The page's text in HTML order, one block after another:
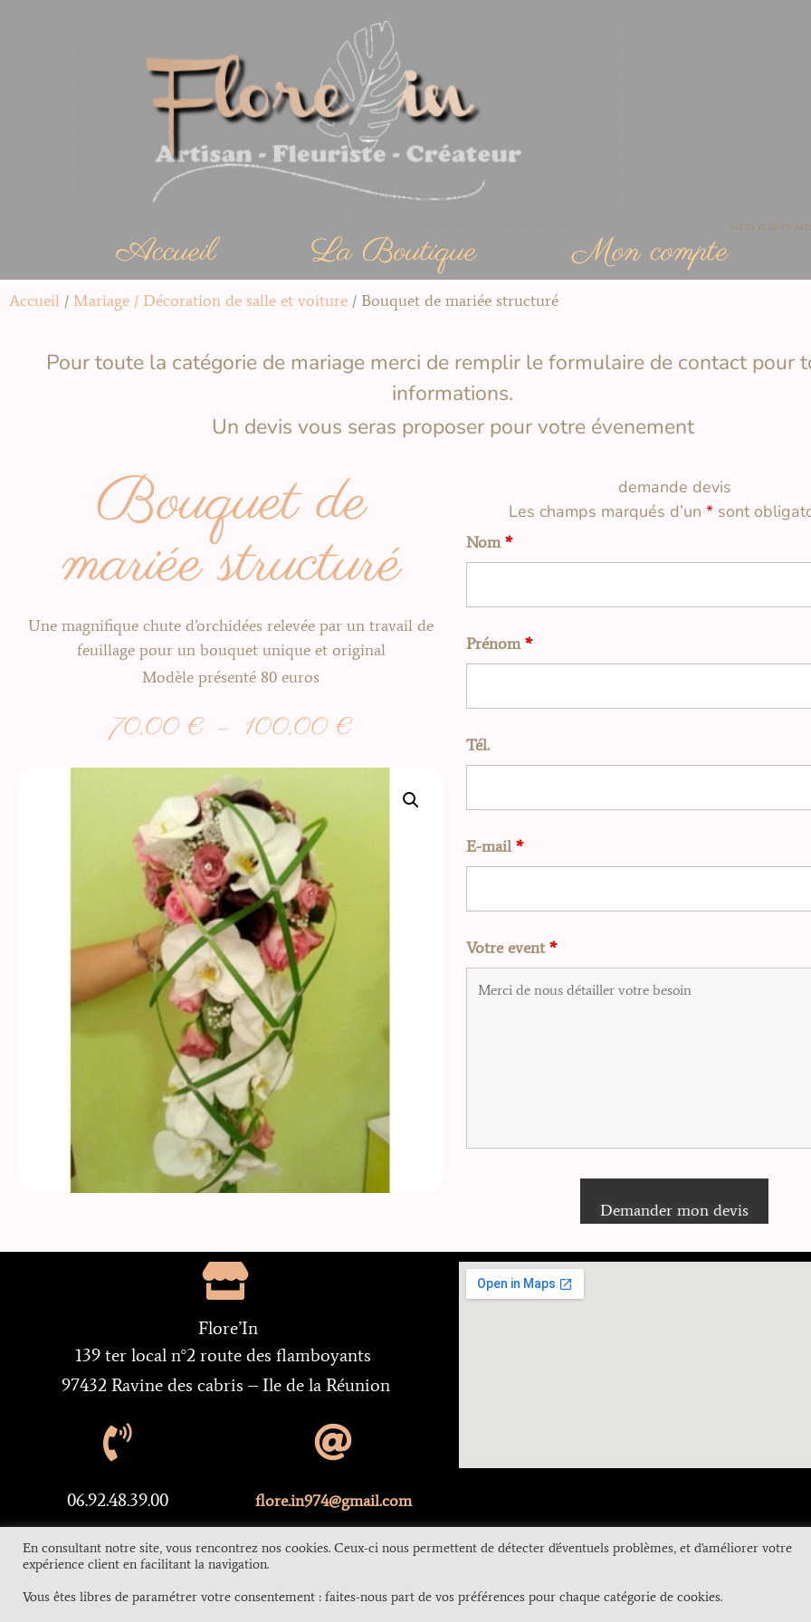
vous n’avez
Accueil La Boutique Mon compte
Accueil / Mariage / Décoration de salle et voiture / Bouquet de mariée structuré
Pour toute la catégorie de mariage merci de remplir le formulaire de contact pour
informations.
Un devis vous seras proposer pour votre évenement
Bouquet de
mariée structuré
Une magnifique chute d’orchidées relevée par un travail de
feuillage pour un bouquet unique et original
Modèle présenté 80 euros
70,00 € – 100,00 €
demande devis
Les champs marqués d’un *sont
Nom*
Prénom*
Tél.
E-mail*
Votre event*
Flore’In
139 ter local n°2 route des flamboyants
97432 Ravine des cabris – Ile de la Réunion
06.92.48.39.00
02.62.42.31.26
flore.in974@gmail.com
En consultant notre site, vous rencontrez nos cookies. Ceux-ci nous permettent de détecter d'éventuels problèmes, et d'améliorer votre
expérience client en facilitant la navigation.
Vous êtes libres de paramétrer votre consentement : faites-nous part de vos préférences pour chaque catégorie de cookies.